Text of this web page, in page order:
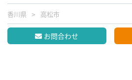
香川県 高松市
お問合わせ